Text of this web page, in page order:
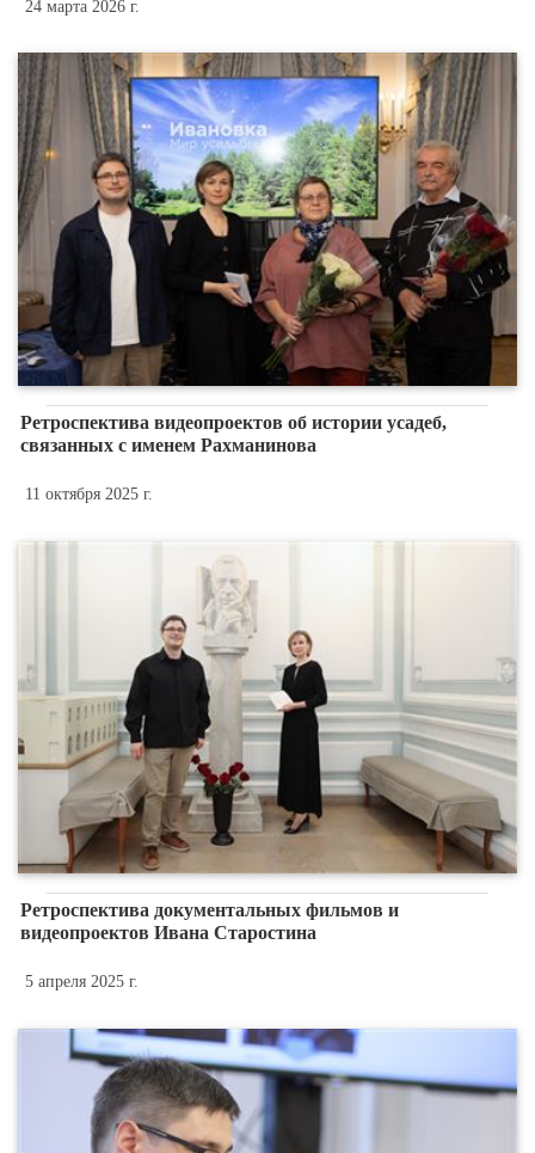
24 марта 2026 г.
Ретроспектива видеопроектов об истории усадеб,
связанных с именем Рахманинова
11 октября 2025 г.
Ретроспектива документальных фильмов и
видеопроектов Ивана Старостина
5 апреля 2025 г.